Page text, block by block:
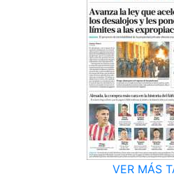
VER MÁS